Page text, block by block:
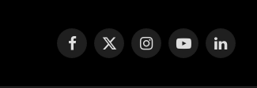
Facebook
X
InstagramYouTubeLinkedIn